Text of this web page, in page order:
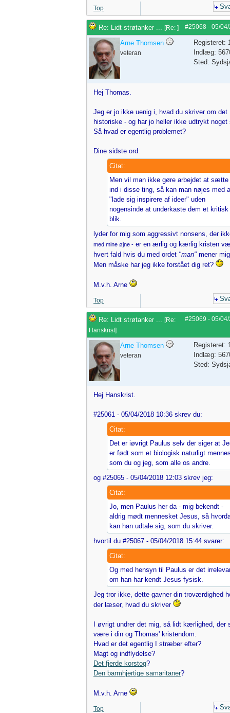
Top
#25068 - 05/
Re: Lidt strøtanker ... [Re: ]
Arne Thomsen
veteran
Registeret:
Indlæg:
Sted:
Hej Thomas.
Jeg er jo ikke uenig i, hvad du skriver om det
historiske - og har jo heller ikke udtrykt noget
Så hvad er egentlig problemet?
Dine sidste ord:
Citat:
Men vil man ikke gøre arbejdet at sætte
ind i disse ting, så kan man nøjes med
"lade sig inspirere af ideer" uden
nogensinde at underkaste dem et kritisk
blik.
lyder for mig som aggressivt nonsens, der
med mine øjne - er en ærlig og kærlig kristen
hvert fald hvis du med ordet "man" mener
Men måske har jeg ikke forstået dig ret?
M.v.h. Arne
Top
#25069 - 05/
Re: Lidt strøtanker ... [Re:
Hanskrist]
Arne Thomsen
veteran
Registeret:
Indlæg:
Sted:
Hej Hanskrist.
#25061 - 05/04/2018 10:36 skrev du:
Citat:
Det er iøvrigt Paulus selv der siger at
er født som et biologisk naturligt
som du og jeg, som alle os andre.
og #25065 - 05/04/2018 12:03 skrev jeg:
Citat:
Jo, men Paulus her da - mig bekendt -
aldrig mødt mennesket Jesus, så
kan han udtale sig, som du skriver.
hvortil du #25067 - 05/04/2018 15:44 svarer:
Citat:
Og med hensyn til Paulus er det
om han har kendt Jesus fysisk.
Jeg tror ikke, dette gavner din troværdighed
der læser, hvad du skriver
I øvrigt undrer det mig, så lidt kærlighed, der
være i din og Thomas' kristendom.
Hvad er det egentlig I stræber efter?
Magt og indflydelse?
Det fjerde korstog?
Den barmhjertige samaritaner?
M.v.h. Arne
Top